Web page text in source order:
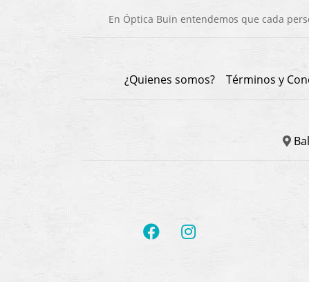
En Óptica Buin entendemos que cada
¿Quienes somos? Términos y